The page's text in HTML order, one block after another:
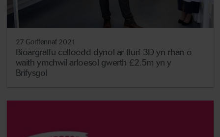
27 Gorffennaf 2021
Bioargraffu celloedd dynol ar ffurf 3D yn rhan o
waith ymchwil arloesol gwerth £2.5m yn y
Brifysgol